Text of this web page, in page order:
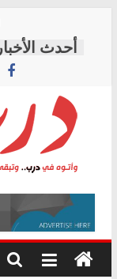
content
درب
وأتوه
درب..
وتبقى
هي